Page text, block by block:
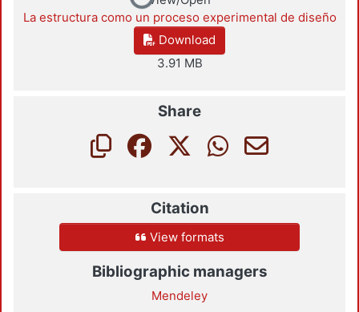
La estructura como un proceso experimental de diseño
Download
3.91 MB
Share
Citation
View formats
Bibliographic managers
Mendeley